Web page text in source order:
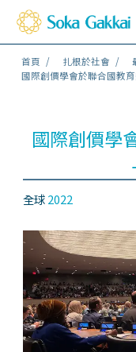
首頁 扎根於社會
國際創價學會於聯合國教
國際創價學
全球2022